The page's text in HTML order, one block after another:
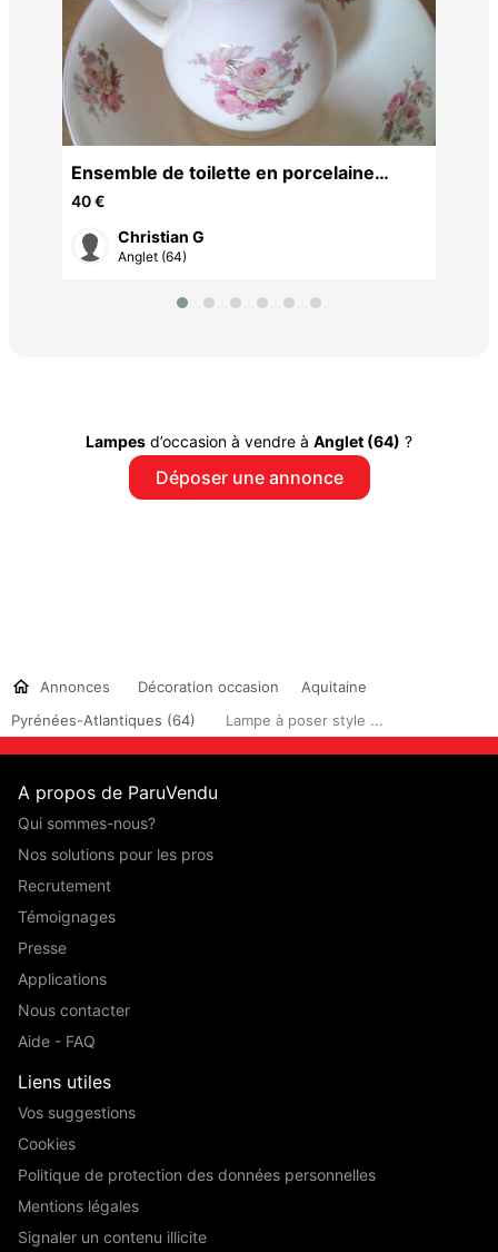
Ensemble de toilette en porcelaine
Anglaise
40 €
Christian G
Anglet (64)
Lampes d’occasion à vendre à Anglet (64) ?
Déposer une annonce
Annonces Décoration occasion
Aquitaine
Pyrénées-Atlantiques (64)
Lampe à poser style ...
A propos de ParuVendu
Qui sommes-nous?
Nos solutions pour les pros
Recrutement
Témoignages
Presse
Applications
Nous contacter
Aide - FAQ
Liens utiles
Vos suggestions
Cookies
Politique de protection des données personnelles
Mentions légales
Signaler un contenu illicite